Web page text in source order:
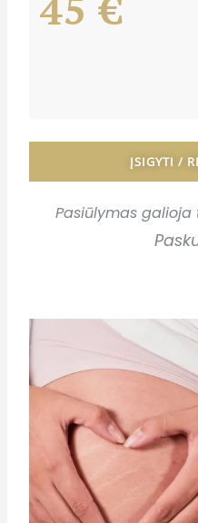
ĮSIGYTI /
Pasiūlymas galioja